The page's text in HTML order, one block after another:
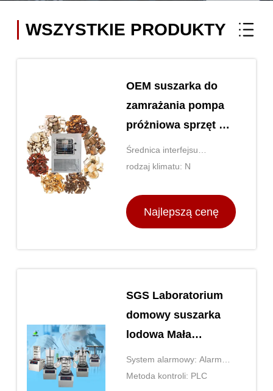
WSZYSTKIE PRODUKTY
OEM suszarka do
zamrażania pompa
próżniowa sprzęt do
suszenia do
zamrażania Top
Średnica interfejsu
powietrza: ZG1,5”
rodzaj klimatu: N
Najlepszą cenę
SGS Laboratorium
domowy suszarka
lodowa Mała
maszyna
liofilizacyjna
System alarmowy: Alarm
przekroczenia temperatury
Metoda kontroli: PLC